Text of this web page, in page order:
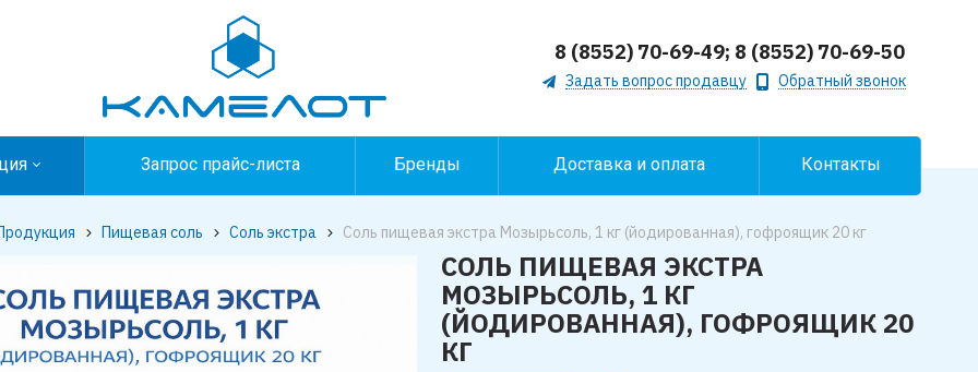
8 (8552) 70-69-49; 8 (8552) 70-69-50
Задать вопрос продавцу Обратный звонок
Запрос прайс-листа Бренды Доставка и оплата Контакты
Пищевая соль Соль экстра Соль пищевая экстра Мозырьсоль, 1 кг (йодированная), гофроящик 20 кг
СОЛЬ ПИЩЕВАЯ ЭКСТРА
МОЗЫРЬСОЛЬ, 1 КГ
(ЙОДИРОВАННАЯ), ГОФРОЯЩИК 20
КГ